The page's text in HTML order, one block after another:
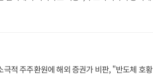
극적 주주환원에 해외 증권가 비판, "반도체 호황